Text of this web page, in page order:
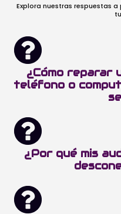
Explora nuestras respuestas
¿Cómo reparar
teléfono o
¿Por qué mis